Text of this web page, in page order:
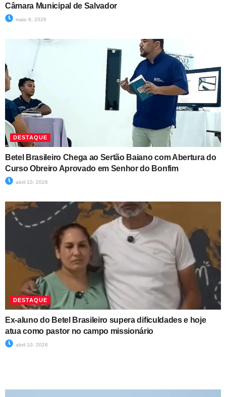
Câmara Municipal de Salvador
maio 9, 2026
DESTAQUE
Betel Brasileiro Chega ao Sertão Baiano com Abertura do
Curso Obreiro Aprovado em Senhor do Bonfim
abril 10, 2026
DESTAQUE
Ex-aluno do Betel Brasileiro supera dificuldades e hoje
atua como pastor no campo missionário
abril 10, 2026